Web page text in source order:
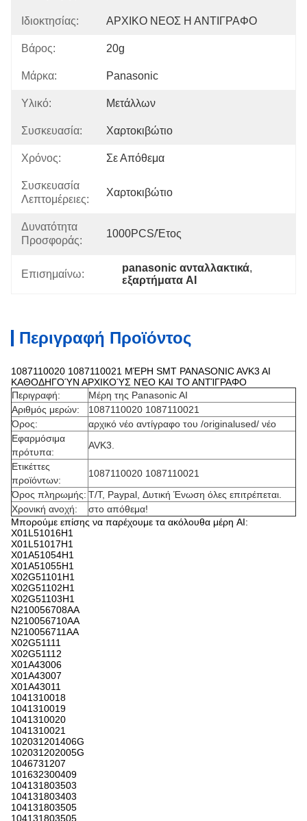
Ιδιοκτησίας: ΑΡΧΙΚΟ ΝΕΟΣ Η ΑΝΤΙΓΡΑΦΟ
Βάρος: 20g
Μάρκα: Panasonic
Υλικό: Μετάλλων
Συσκευασία: Χαρτοκιβώτιο
Χρόνος: Σε Απόθεμα
Συσκευασία
Λεπτομέρειες:
Χαρτοκιβώτιο
Δυνατότητα
Προσφοράς:
1000PCS/έτος
Επισημαίνω:
panasonic ανταλλακτικά,
εξαρτήματα AI
Περιγραφή Προϊόντος
1087110020 1087110021 ΜΈΡΗ SMT PANASONIC AVK3 AI
ΚΑΘΟΔΗΓΟΎΝ ΑΡΧΙΚΟΎΣ ΝΈΟ ΚΑΙ ΤΟ ΑΝΤΊΓΡΑΦΟ
Περιγραφή:
Μέρη της Panasonic AI
Αριθμός μερών:
1087110020 1087110021
Όρος:
αρχικό νέο αντίγραφο του /originalused/ νέο
Εφαρμόσιμα
πρότυπα:
AVK3.
Ετικέττες
προϊόντων:
1087110020 1087110021
Όρος πληρωμής: T/T, Paypal, Δυτική Ένωση όλες επιτρέπεται.
Χρονική ανοχή:
στο απόθεμα!
Μπορούμε επίσης να παρέχουμε τα ακόλουθα μέρη AI:
X01L51016H1
X01L51017H1
X01A51054H1
X01A51055H1
X02G51101H1
X02G51102H1
X02G51103H1
N210056708AA
N210056710AA
N210056711AA
X02G51111
X02G51112
X01A43006
X01A43007
X01A43011
1041310018
1041310019
1041310020
1041310021
102031201406G
102031202005G
1046731207
101632300409
104131803503
104131803403
104131803505
104131803505